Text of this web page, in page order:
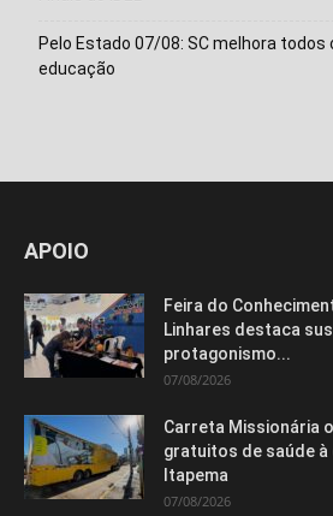
Pelo Estado 07/08: SC melhora
educação
APOIO
Feira do
Linhares destaca
protagonismo...
07/08/2026
Carreta Missionária
gratuitos de saúde à
Itapema
07/08/2026